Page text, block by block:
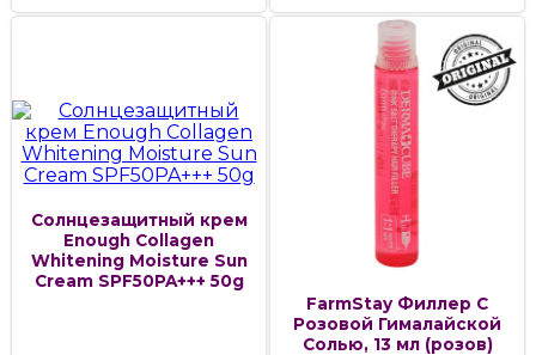
Солнцезащитный крем
Enough Collagen
Whitening Moisture Sun
Cream SPF50PA+++ 50g
FarmStay Филлер С
Розовой Гималайской
Солью, 13 мл (розов)